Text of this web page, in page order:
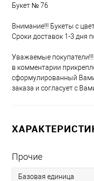
Букет № 76
Внимание!!! Букеты с
Сроки доставок 1-3 дня
Уважаемые покупатели!!!
в комментарии
сформулированный
заказа и согласует с
Прочие
Базовая единица